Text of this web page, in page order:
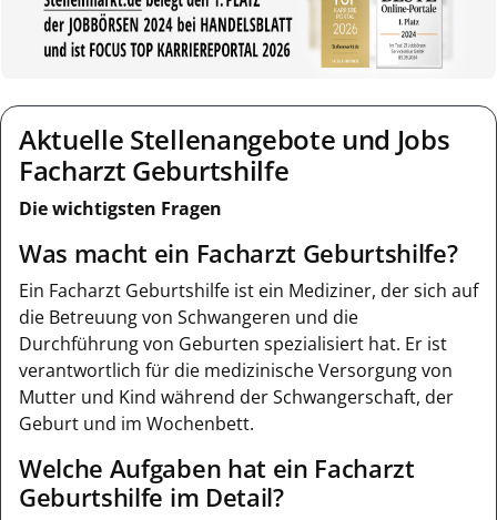
Aktuelle Stellenangebote und Jobs
Facharzt Geburtshilfe
Die wichtigsten Fragen
Was macht ein Facharzt Geburtshilfe?
Ein Facharzt Geburtshilfe ist ein Mediziner, der sich auf
die Betreuung von Schwangeren und die
Durchführung von Geburten spezialisiert hat. Er ist
verantwortlich für die medizinische Versorgung von
Mutter und Kind während der Schwangerschaft, der
Geburt und im Wochenbett.
Welche Aufgaben hat ein Facharzt
Geburtshilfe im Detail?